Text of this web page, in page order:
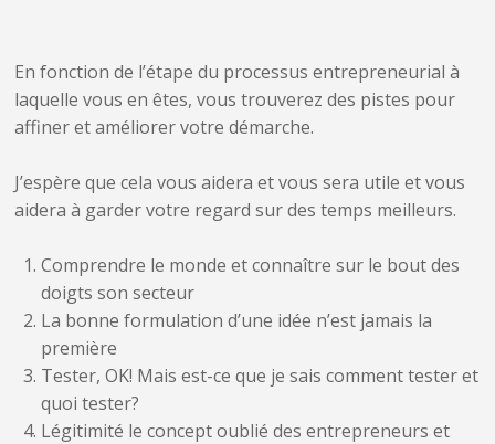
En fonction de l’étape du processus entrepreneurial à
laquelle vous en êtes, vous trouverez des pistes pour
affiner et améliorer votre démarche.
J’espère que cela vous aidera et vous sera utile et vous
aidera à garder votre regard sur des temps meilleurs.
Comprendre le monde et connaître sur le bout des
doigts son secteur
La bonne formulation d’une idée n’est jamais la
première
Tester, OK! Mais est-ce que je sais comment tester et
quoi tester?
Légitimité le concept oublié des entrepreneurs et